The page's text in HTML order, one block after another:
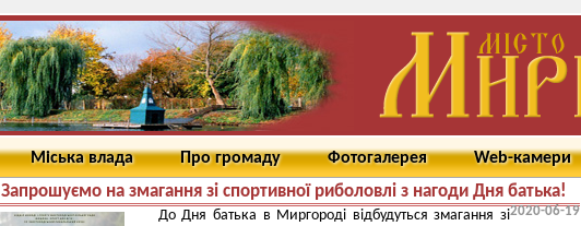
Міська влада Про громаду Фотогалерея Web-камери
Запрошуємо на змагання зі спортивної риболовлі з нагоди Дня батька!
2020-06-19
До Дня батька в Миргороді відбудуться змагання зі